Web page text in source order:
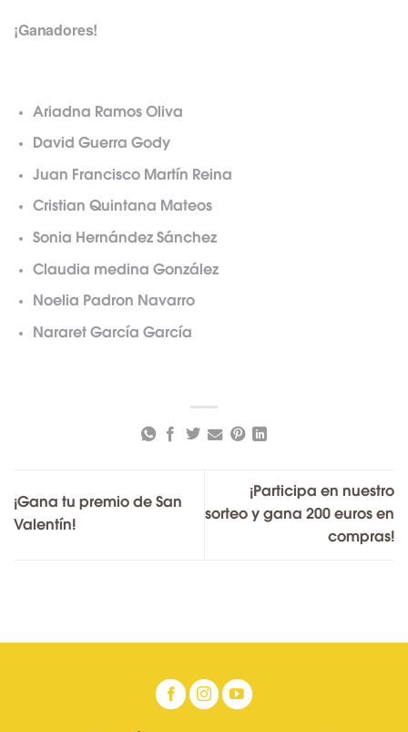
¡Ganadores!
Ariadna Ramos Oliva
David Guerra Gody
Juan Francisco Martín Reina
Cristian Quintana Mateos
Sonia Hernández Sánchez
Claudia medina González
Noelia Padron Navarro
Nararet García García
¡Gana tu premio de San
Valentín!
¡Participa en nuestro
sorteo y gana 200 euros en
compras!